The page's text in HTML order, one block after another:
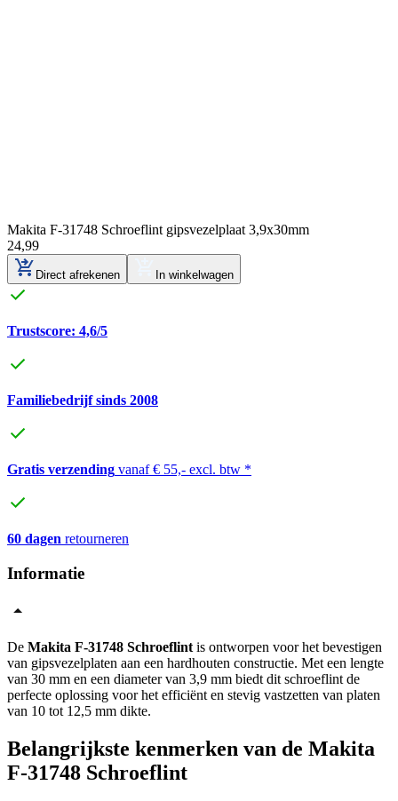
Makita F-31748 Schroeflint gipsvezelplaat 3,9x30mm
24,99
Direct afrekenen In winkelwagen
Trustscore: 4,6/5
Familiebedrijf sinds 2008
Gratis verzending vanaf € 55,- excl. btw *
60 dagen retourneren
Informatie
De Makita F-31748 Schroeflint is ontworpen voor het bevestigen
van gipsvezelplaten aan een hardhouten constructie. Met een lengte
van 30 mm en een diameter van 3,9 mm biedt dit schroeflint de
perfecte oplossing voor het efficiënt en stevig vastzetten van platen
van 10 tot 12,5 mm dikte.
Belangrijkste kenmerken van de Makita
F-31748 Schroeflint